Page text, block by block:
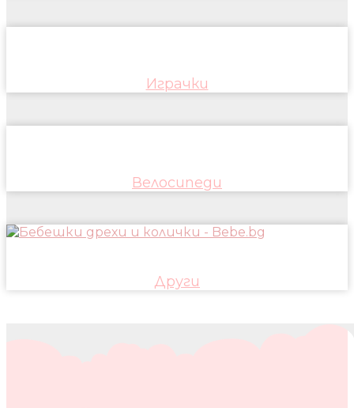
Играчки
Велосипеди
Други